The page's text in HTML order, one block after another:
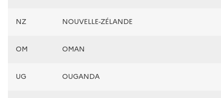
NZ NOUVELLE-ZÉLANDE
OM OMAN
UG OUGANDA